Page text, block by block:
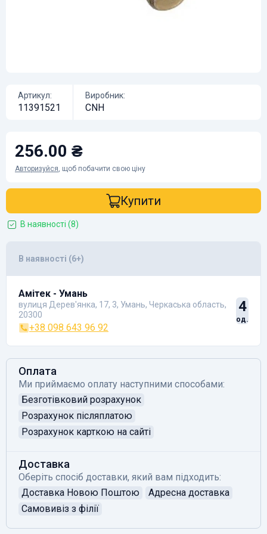
Артикул:
11391521
Виробник:
CNH
256.00 ₴
Авторизуйся, щоб побачити свою ціну
Купити
В наявності (8)
В наявності (6+)
Амітек - Умань
вулиця Дерев'янка, 17, 3, Умань, Черкаська область,
20300
+38 098 643 96 92
4
од.
Оплата
Ми приймаємо оплату наступними способами:
Безготівковий розрахунок
Розрахунок післяплатою
Розрахунок карткою на сайті
Доставка
Оберіть спосіб доставки, який вам підходить:
Доставка Новою Поштою
Адресна доставка
Самовивіз з філії